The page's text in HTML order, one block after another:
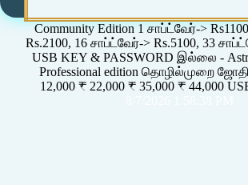
Community Edition 1 சாப்ட்வேர்->
Rs.2100, 16 சாப்ட்வேர்-> Rs.5100, 33
USB KEY & PASSWORD இல்லை -
Professional edition தொழில்முறை
12,000 ₹ 22,000 ₹ 35,000 ₹ 44,000